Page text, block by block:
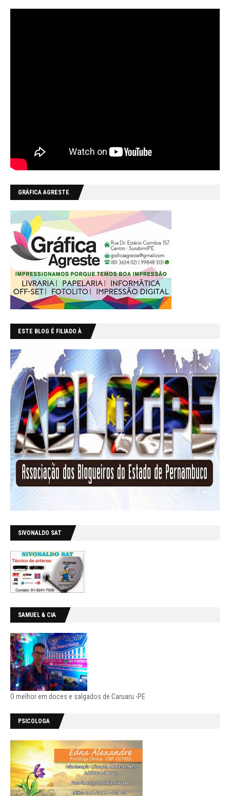
GRÁFICA AGRESTE
ESTE BLOG É FILIADO À
SIVONALDO SAT
SAMUEL & CIA
O melhor em doces e salgados de Caruaru -PE
PSICOLOGA